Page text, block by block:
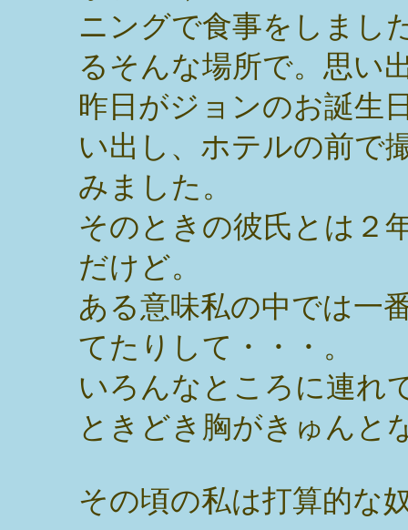
ニングで食事をしまし
るそんな場所で。思い
昨日がジョンのお誕生
い出し、ホテルの前で
みました。
そのときの彼氏とは２
だけど。
ある意味私の中では一
てたりして・・・。
いろんなところに連れ
ときどき胸がきゅんと
その頃の私は打算的な